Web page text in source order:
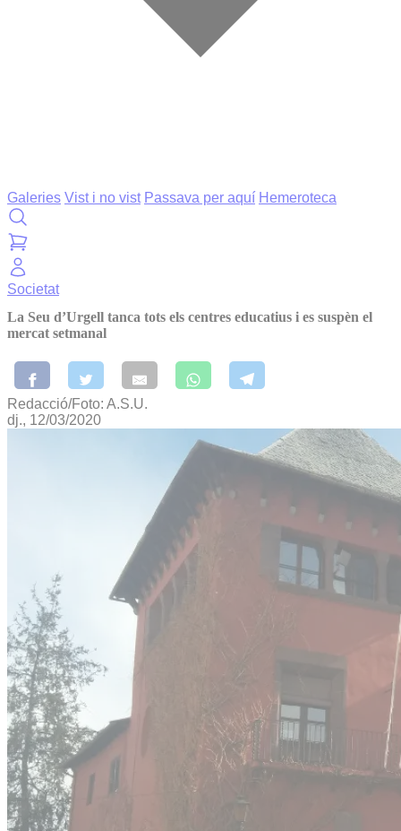
Galeries Vist i no vist Passava per aquí Hemeroteca
Societat
La Seu d’Urgell tanca tots els centres educatius i es suspèn el
mercat setmanal
Redacció/Foto: A.S.U.
dj., 12/03/2020